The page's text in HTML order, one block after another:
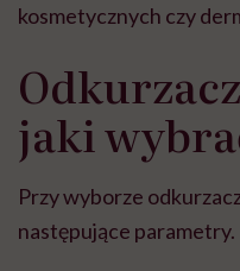
kosmetycznych czy
jaki
Przy wyborze
następujące parametry.